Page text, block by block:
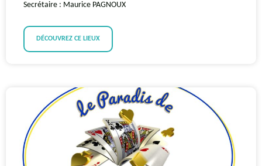
Secrétaire : Maurice PAGNOUX
DÉCOUVREZ CE LIEUX